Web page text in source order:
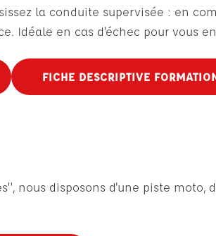
la conduite supervisée : en
Idéale en cas d’échec pour vous
FICHE DESCRIPTIVE
nous disposons d'une piste